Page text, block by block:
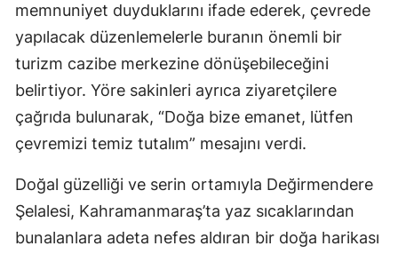
memnuniyet duyduklarını ifade ederek, çevrede
yapılacak düzenlemelerle buranın önemli bir
turizm cazibe merkezine dönüşebileceğini
belirtiyor. Yöre sakinleri ayrıca ziyaretçilere
çağrıda bulunarak, “Doğa bize emanet, lütfen
çevremizi temiz tutalım” mesajını verdi.
Doğal güzelliği ve serin ortamıyla Değirmendere
Şelalesi, Kahramanmaraş’ta yaz sıcaklarından
bunalanlara adeta nefes aldıran bir doğa harikası